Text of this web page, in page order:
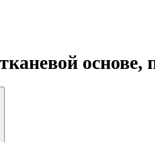
основе,